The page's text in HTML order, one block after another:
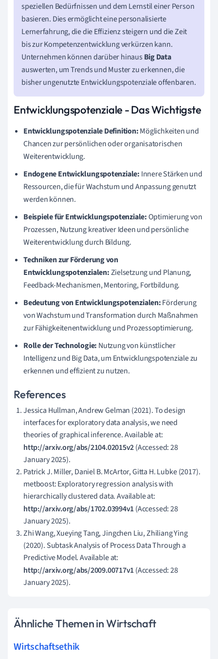
speziellen Bedürfnissen und dem Lernstil einer Person
basieren. Dies ermöglicht eine personalisierte
Lernerfahrung, die die Effizienz steigern und die Zeit
bis zur Kompetenzentwicklung verkürzen kann.
Unternehmen können darüber hinaus Big Data
auswerten, um Trends und Muster zu erkennen, die
bisher ungenutzte Entwicklungspotenziale offenbaren.
Entwicklungspotenziale - Das Wichtigste
Entwicklungspotenziale Definition:Möglichkeiten und
Chancen zur persönlichen oder organisatorischen
Weiterentwicklung.
Endogene Entwicklungspotenziale: Innere Stärken und
Ressourcen, die für Wachstum und Anpassung genutzt
werden können.
Beispiele für Entwicklungspotenziale:Optimierung von
Prozessen, Nutzung kreativer Ideen und persönliche
Weiterentwicklung durch Bildung.
Techniken zur Förderung von
Entwicklungspotenzialen:Zielsetzung und Planung,
Feedback-Mechanismen, Mentoring, Fortbildung.
Bedeutung von Entwicklungspotenzialen:Förderung
von Wachstum und Transformation durch Maßnahmen
zur Fähigkeitenentwicklung und Prozessoptimierung.
Rolle der Technologie: Nutzung von künstlicher
Intelligenz und Big Data, um Entwicklungspotenziale zu
erkennen und effizient zu nutzen.
References
Jessica Hullman, Andrew Gelman (2021). To design
interfaces for exploratory data analysis, we need
theories of graphical inference. Available at:
http://arxiv.org/abs/2104.02015v2(Accessed: 28
January 2025).
Patrick J. Miller, Daniel B. McArtor, Gitta H. Lubke (2017).
metboost: Exploratory regression analysis with
hierarchically clustered data. Available at:
http://arxiv.org/abs/1702.03994v1(Accessed: 28
January 2025).
Zhi Wang, Xueying Tang, Jingchen Liu, Zhiliang Ying
(2020). Subtask Analysis of Process Data Through a
Predictive Model. Available at:
http://arxiv.org/abs/2009.00717v1(Accessed: 28
January 2025).
Ähnliche Themen in Wirtschaft
Wirtschaftsethik